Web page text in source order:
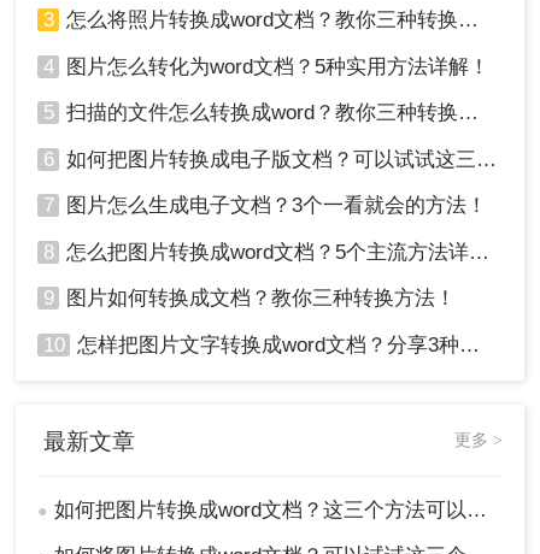
软件更新：保持OCR软件或应用的更新至最新
别准确率和效率。
容了，将图片转换成Word文档的方法多种多样，用
户可以根据自己的需求和实际情况选择合适的方法
工具还是使用截图工具结合Word软件，都能实现这
一目的。
3 怎么将照片转换成word文档？教你三种转换方法！
4 图片怎么转化为word文档？5种实用方法详解！
5 扫描的文件怎么转换成word？教你三种转换方法！
6 如何把图片转换成电子版文档？可以试试这三个方法！
7 图片怎么生成电子文档？3个一看就会的方法！
8 怎么把图片转换成word文档？5个主流方法详解！
9 图片如何转换成文档？教你三种转换方法！
10 怎样把图片文字转换成word文档？分享3种简单方法，1秒搞定！
最新文章 更多 >
● 如何把图片转换成word文档？这三个方法可以学习一下！